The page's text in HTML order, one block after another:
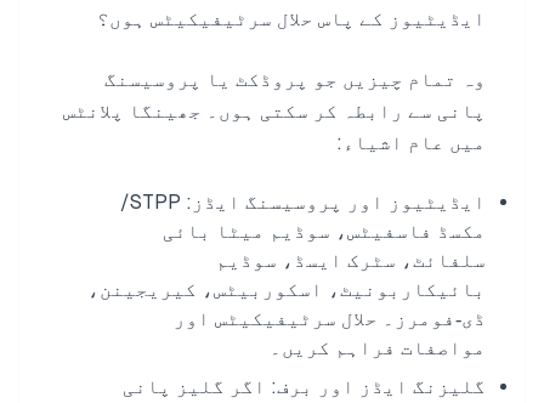
ایڈیٹیوز کے پاس حلال سرٹیفیکیٹس ہوں؟
وہ تمام چیزیں جو پروڈکٹ یا پروسیسنگ
پانی سے رابطہ کر سکتی ہوں۔ جھینگا پلانٹس
میں عام اشیاء:
ایڈیٹیوز اور پروسیسنگ ایڈز: STPP/
مکسڈ فاسفیٹس، سوڈیم میٹا بائی
سلفائٹ، سٹرک ایسڈ، سوڈیم
بائیکاربونیٹ، اسکوربیٹس، کیریجینن،
ڈی‑فومرز۔ حلال سرٹیفیکیٹس اور
مواصفات فراہم کریں۔
گلیزنگ ایڈز اور برف: اگر گلیز پانی